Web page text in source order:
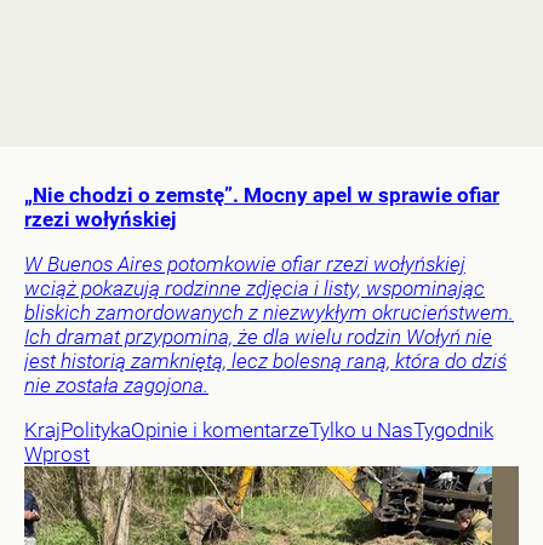
„Nie chodzi o zemstę”. Mocny apel w sprawie ofiar
rzezi wołyńskiej
W Buenos Aires potomkowie ofiar rzezi wołyńskiej
wciąż pokazują rodzinne zdjęcia i listy, wspominając
bliskich zamordowanych z niezwykłym okrucieństwem.
Ich dramat przypomina, że dla wielu rodzin Wołyń nie
jest historią zamkniętą, lecz bolesną raną, która do dziś
nie została zagojona.
KrajPolitykaOpinie i komentarzeTylko u NasTygodnik
Wprost